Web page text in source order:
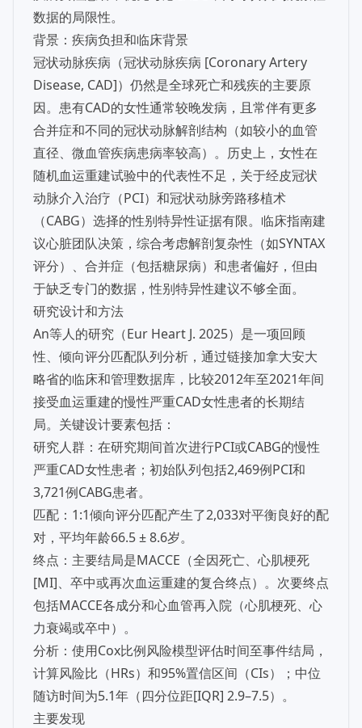
数据的局限性。
背景：疾病负担和临床背景
冠状动脉疾病（冠状动脉疾病 [Coronary Artery
Disease, CAD]）仍然是全球死亡和残疾的主要原
因。患有CAD的女性通常较晚发病，且常伴有更多
合并症和不同的冠状动脉解剖结构（如较小的血管
直径、微血管疾病患病率较高）。历史上，女性在
随机血运重建试验中的代表性不足，关于经皮冠状
动脉介入治疗（PCI）和冠状动脉旁路移植术
（CABG）选择的性别特异性证据有限。临床指南建
议心脏团队决策，综合考虑解剖复杂性（如SYNTAX
评分）、合并症（包括糖尿病）和患者偏好，但由
于缺乏专门的数据，性别特异性建议不够全面。
研究设计和方法
An等人的研究（Eur Heart J. 2025）是一项回顾
性、倾向评分匹配队列分析，通过链接加拿大安大
略省的临床和管理数据库，比较2012年至2021年间
接受血运重建的慢性严重CAD女性患者的长期结
局。关键设计要素包括：
研究人群：在研究期间首次进行PCI或CABG的慢性
严重CAD女性患者；初始队列包括2,469例PCI和
3,721例CABG患者。
匹配：1:1倾向评分匹配产生了2,033对平衡良好的配
对，平均年龄66.5 ± 8.6岁。
终点：主要结局是MACCE（全因死亡、心肌梗死
[MI]、卒中或再次血运重建的复合终点）。次要终点
包括MACCE各成分和心血管再入院（心肌梗死、心
力衰竭或卒中）。
分析：使用Cox比例风险模型评估时间至事件结局，
计算风险比（HRs）和95%置信区间（CIs）；中位
随访时间为5.1年（四分位距[IQR] 2.9–7.5）。
主要发现